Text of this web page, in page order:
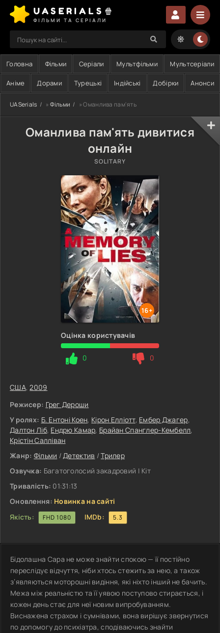
UASERIALS🍿
ФІЛЬМИ ТА СЕРІАЛИ
Головна Фільми Серіали Мультфільми Мультсеріали
Аніме Дорами Турецькі Індійські Добірки Анонси
UASerials » Фільми » Оманлива пам'ять
Оманлива пам'ять дивитися
онлайн
SOLITARY
16+
Оцінка користувачів
0 0
США,2009
Режисер: Грег Дероши
У ролях: Б. Ентоні Коен, Кірон Елліотт, Ембер Джагер,
Далтон Ліб, Ендрю Камар, Брайан Спанглер-Кембелл,
Крістін Салліван
Жанр: Фільми /Детектив /Трилер
Озвучка: Багатоголосий закадровий | Кіт
Тривалість: 01:31:13
Оновлення: Новинка на сайті
Якість:
FHD 1080 IMDb: 5.3
Бідолашна Сара не може знайти спокою — її постійно
переслідує відчуття, ніби хтось стежить за нею, а також
з’являються моторошні видіння, які ніхто інший не бачить.
Межа між реальністю та її уявою поступово стирається, і
кожен день стає для неї новим випробуванням.
Виснажена страхом і сумнівами, вона вирішує звернутися
по допомогу до психіатра, сподіваючись знайти